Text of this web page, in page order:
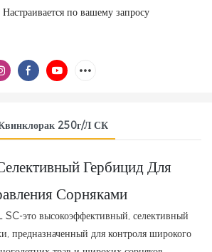
Настраивается по вашему запросу
250г/л СК
Гербицид Для
Сорняками
это высокоэффективный, селективный
предназначенный для контроля широкого